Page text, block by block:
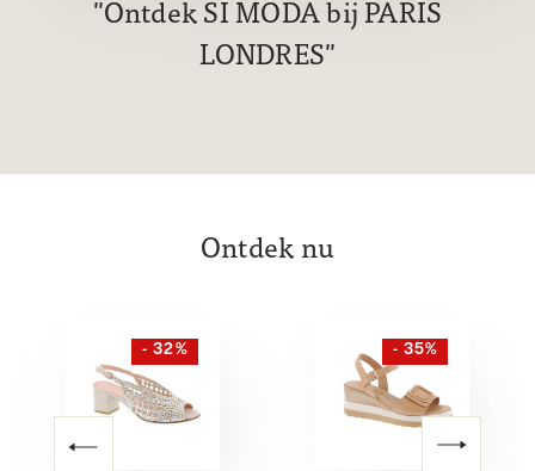
Ontdek SI MODA bij PARIS
LONDRES
Ontdek nu
- 32% - 35%